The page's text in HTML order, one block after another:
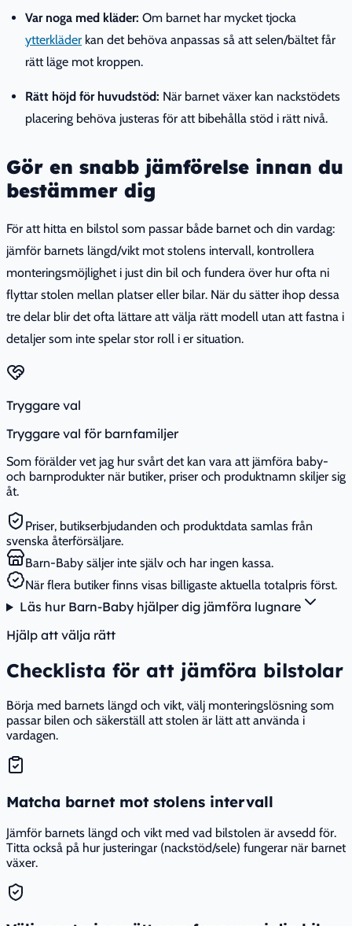
Var noga med kläder: Om barnet har mycket tjocka
ytterkläder kan det behöva anpassas så att selen/bältet får
rätt läge mot kroppen.
Rätt höjd för huvudstöd: När barnet växer kan nackstödets
placering behöva justeras för att bibehålla stöd i rätt nivå.
Gör en snabb jämförelse innan du
bestämmer dig
För att hitta en bilstol som passar både barnet och din vardag:
jämför barnets längd/vikt mot stolens intervall, kontrollera
monteringsmöjlighet i just din bil och fundera över hur ofta ni
flyttar stolen mellan platser eller bilar. När du sätter ihop dessa
tre delar blir det ofta lättare att välja rätt modell utan att fastna i
detaljer som inte spelar stor roll i er situation.
Tryggare val
Tryggare val för barnfamiljer
Som förälder vet jag hur svårt det kan vara att jämföra baby-
och barnprodukter när butiker, priser och produktnamn skiljer sig
åt.
Priser, butikserbjudanden och produktdata samlas från
svenska återförsäljare.
Barn-Baby säljer inte själv och har ingen kassa.
När flera butiker finns visas billigaste aktuella totalpris först.
Läs hur Barn-Baby hjälper dig jämföra lugnare
Hjälp att välja rätt
Checklista för att jämföra bilstolar
Börja med barnets längd och vikt, välj monteringslösning som
passar bilen och säkerställ att stolen är lätt att använda i
vardagen.
Matcha barnet mot stolens intervall
Jämför barnets längd och vikt med vad bilstolen är avsedd för.
Titta också på hur justeringar (nackstöd/sele) fungerar när barnet
växer.